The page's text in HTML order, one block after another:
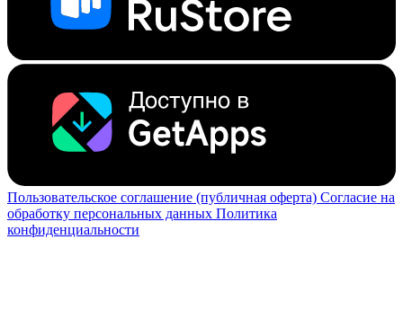
Пользовательское соглашение (публичная оферта) Согласие на
обработку персональных данных Политика
конфиденциальности